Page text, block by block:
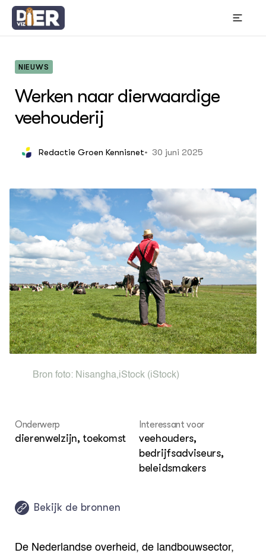
Thema's
ACTUEEL
Nieuws
Nieuwsbrief
Agenda
Columns
DIERVIZIER
Over de thema's
Over ons
Contact
Digitale ontmoetingsruimte
NIEUWS
Werken naar dierwaardige
veehouderij
Redactie Groen Kennisnet 30 juni 2025
Bron foto: Nisangha,iStock(iStock)
Onderwerp
dierenwelzijn, toekomst
Interessant voor
veehouders,
bedrijfsadviseurs,
beleidsmakers
Bekijk de bronnen
De Nederlandse overheid, de landbouwsector,